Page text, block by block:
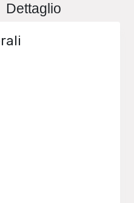
Dettaglio